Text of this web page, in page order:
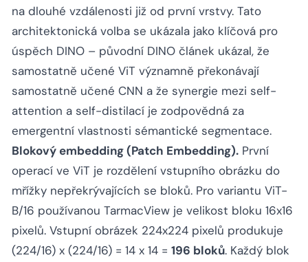
na dlouhé vzdálenosti již od první vrstvy. Tato
architektonická volba se ukázala jako klíčová pro
úspěch DINO – původní DINO článek ukázal, že
samostatně učené ViT významně překonávají
samostatně učené CNN a že synergie mezi self-
attention a self-distilací je zodpovědná za
emergentní vlastnosti sémantické segmentace.
Blokový embedding (Patch Embedding). První
operací ve ViT je rozdělení vstupního obrázku do
mřížky nepřekrývajících se bloků. Pro variantu ViT-
B/16 používanou TarmacView je velikost bloku 16x16
pixelů. Vstupní obrázek 224x224 pixelů produkuje
(224/16) x (224/16) = 14 x 14 = 196 bloků. Každý blok